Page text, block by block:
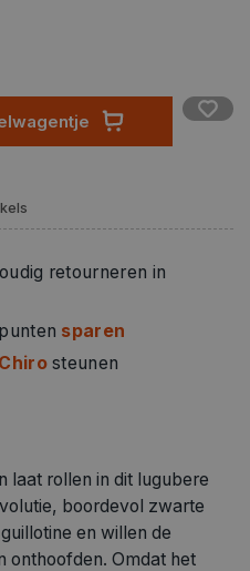
actiekaarten uitspelen
blijft en win!
retourneren in
sparen
Chirosteunen
laat rollen in dit lugubere
boordevol zwarte
en willen de
onthoofden. Omdat het